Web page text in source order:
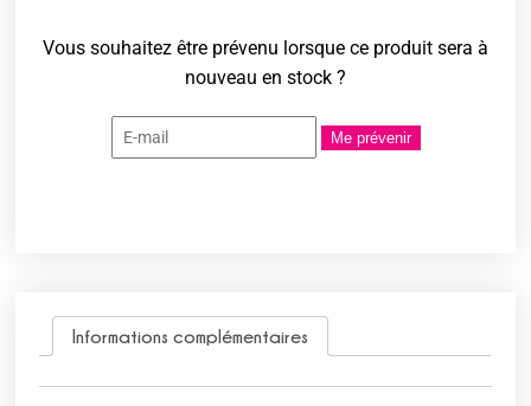
Vous souhaitez être prévenu lorsque ce produit sera à
nouveau en stock ?
Me prévenir
Informations complémentaires